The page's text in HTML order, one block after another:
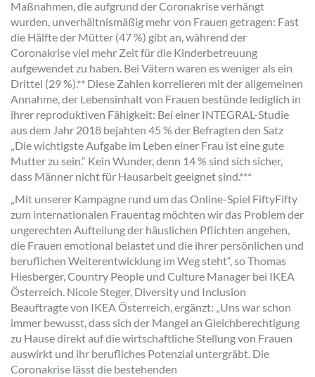
Maßnahmen, die aufgrund der Coronakrise verhängt
wurden, unverhältnismäßig mehr von Frauen getragen: Fast
die Hälfte der Mütter (47 %) gibt an, während der
Coronakrise viel mehr Zeit für die Kinderbetreuung
aufgewendet zu haben. Bei Vätern waren es weniger als ein
Drittel (29 %).** Diese Zahlen korrelieren mit der allgemeinen
Annahme, der Lebensinhalt von Frauen bestünde lediglich in
ihrer reproduktiven Fähigkeit: Bei einer INTEGRAL-Studie
aus dem Jahr 2018 bejahten 45 % der Befragten den Satz
„Die wichtigste Aufgabe im Leben einer Frau ist eine gute
Mutter zu sein.“ Kein Wunder, denn 14 % sind sich sicher,
dass Männer nicht für Hausarbeit geeignet sind.***
„Mit unserer Kampagne rund um das Online-Spiel FiftyFifty
zum internationalen Frauentag möchten wir das Problem der
ungerechten Aufteilung der häuslichen Pflichten angehen,
die Frauen emotional belastet und die ihrer persönlichen und
beruflichen Weiterentwicklung im Weg steht“, so Thomas
Hiesberger, Country People und Culture Manager bei IKEA
Österreich. Nicole Steger, Diversity und Inclusion
Beauftragte von IKEA Österreich, ergänzt: „Uns war schon
immer bewusst, dass sich der Mangel an Gleichberechtigung
zu Hause direkt auf die wirtschaftliche Stellung von Frauen
auswirkt und ihr berufliches Potenzial untergräbt. Die
Coronakrise lässt die bestehenden